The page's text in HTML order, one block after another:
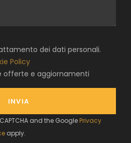
dei dati personali.
Policy
offerte e aggiornamenti
and the Google Privacy
apply.